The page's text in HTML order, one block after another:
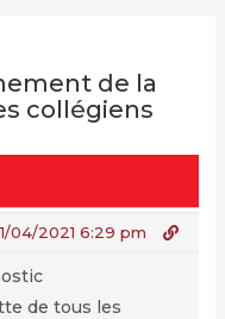
de la
collégiens
04/2021 6:29 pm
de tous les